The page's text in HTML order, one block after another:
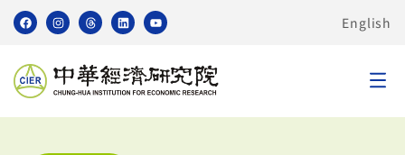
English